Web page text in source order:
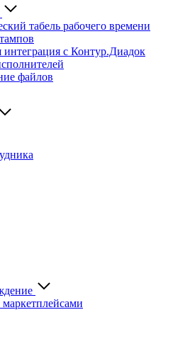
табель рабочего времени
с Контур.Диадок
файлов